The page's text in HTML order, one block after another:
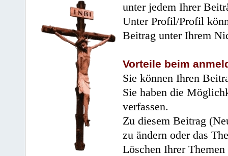
unter jedem Ihrer
Unter Profil/Profil
Beitrag unter Ihrem
Vorteile beim
Sie können Ihren
Sie haben die
verfassen.
Zu diesem Beitrag
zu ändern oder das
Löschen Ihrer